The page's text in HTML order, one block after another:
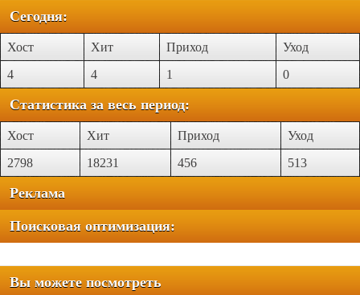
Сегодня:
Хост Хит Приход
Уход
4
4 1 0
Статистика за весь период:
Хост Хит Приход
Уход
2798
18231 456 513
Реклама
Поисковая оптимизация:
Вы можете посмотреть